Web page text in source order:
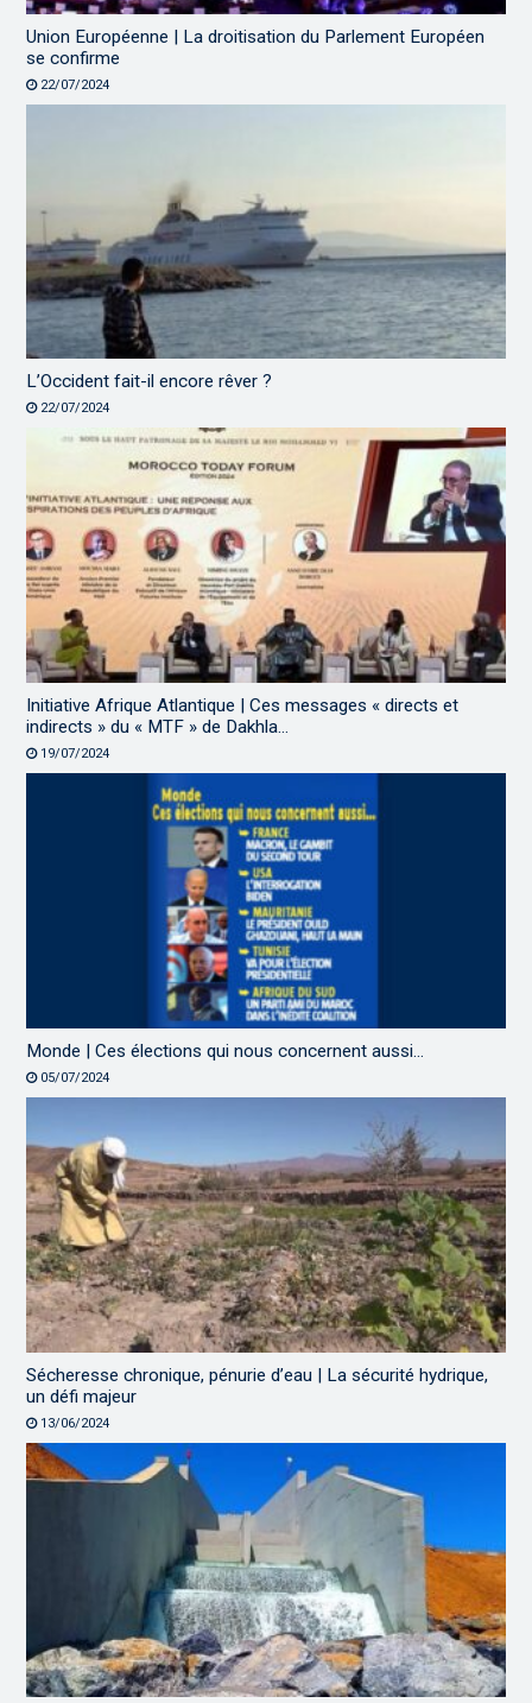
Union Européenne | La droitisation du Parlement Européen
se confirme
22/07/2024
L’Occident fait-il encore rêver ?
22/07/2024
Initiative Afrique Atlantique | Ces messages « directs et
indirects » du « MTF » de Dakhla…
19/07/2024
Monde | Ces élections qui nous concernent aussi…
05/07/2024
Sécheresse chronique, pénurie d’eau | La sécurité hydrique,
un défi majeur
13/06/2024